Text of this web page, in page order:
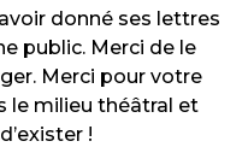
donné ses lettres
public. Merci de le
Merci pour votre
le milieu théâtral et
!